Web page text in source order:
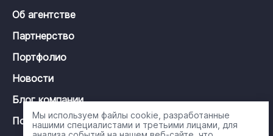
Об агентстве
Партнерство
Портфолио
Новости
Блог компании
Политика конфиденциальности
Мы используем файлы cookie, разработанные
нашими специалистами и третьими лицами, для